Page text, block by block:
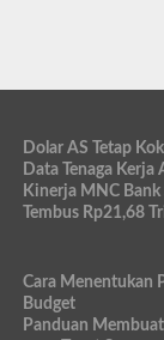
Dolar AS Tetap
Data Tenaga
Kinerja MNC
Tembus Rp21,68
Cara Menentukan
Budget
Panduan